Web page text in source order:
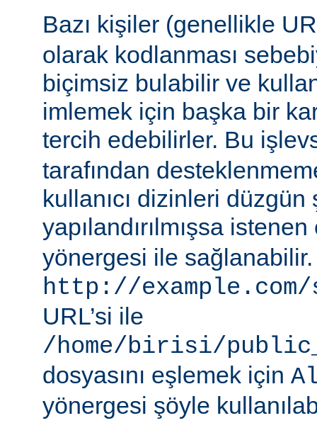
Bazı kişiler (genellikle
olarak kodlanması
biçimsiz bulabilir ve
imlemek için başka bir
tercih edebilirler. Bu
tarafından
kullanıcı dizinleri düzgün
yapılandırılmışsa
yönergesi ile
http://
URL’si ile
/home/birisi/
dosyasını eşlemek için
yönergesi şöyle